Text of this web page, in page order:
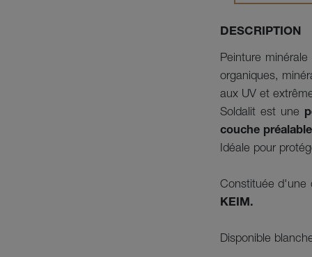
DESCRIPTION
Peinture
organiques,
aux UV et
Soldalit est une
couche préalable
Idéale pour
Constituée d'une
KEIM.
Disponible